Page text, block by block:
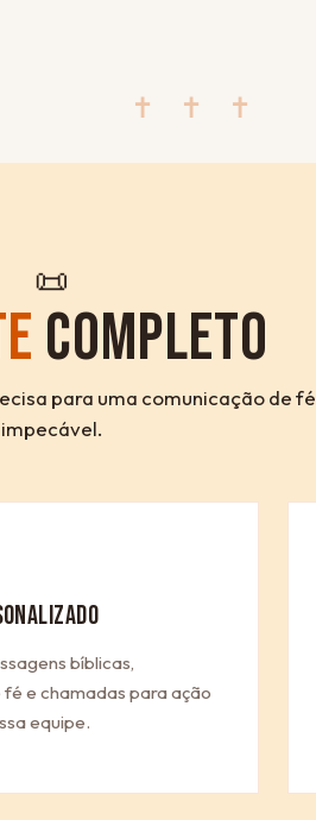
✝ ✝ ✝
📜
COMPLETO
para uma comunicação de fé
impecável.
bíblicas,
e chamadas para ação
equipe.